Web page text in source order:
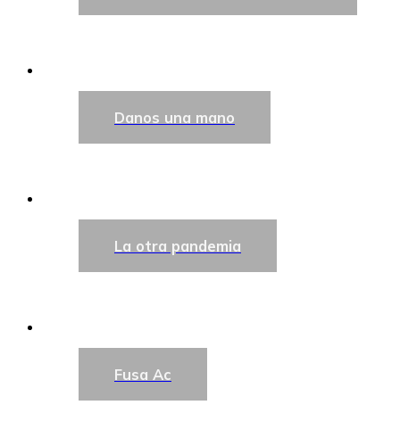
Danos una mano
La otra pandemia
Fusa Ac